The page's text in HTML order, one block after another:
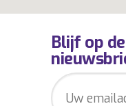
Blijf op